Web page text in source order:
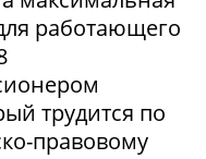
работающего
трудится по
правовому